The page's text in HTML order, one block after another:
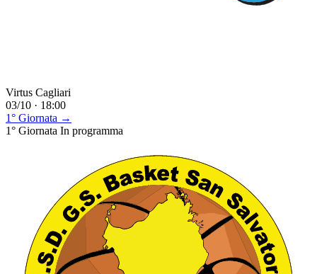
Virtus Cagliari
03/10 · 18:00
1° Giornata →
1° Giornata In programma